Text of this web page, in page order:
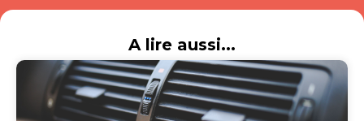
A lire aussi...